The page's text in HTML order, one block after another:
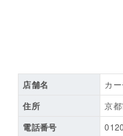
店舗名 カ
住所 京
電話番号